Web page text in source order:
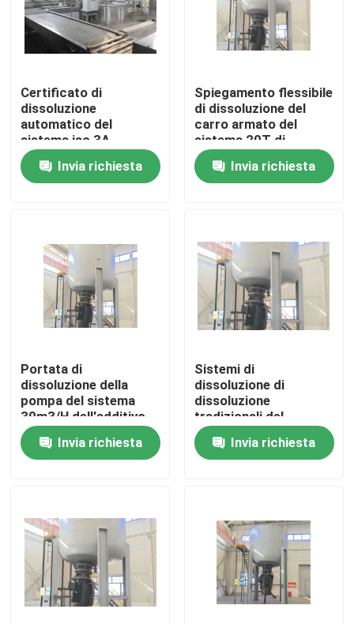
Casa
Video
Circa noi
Giro della fabbrica
Controllo di qualità
Notizie
Casi
Certificato di
dissoluzione
automatico del
sistema iso 3A
dell'additivo per la
viscositàInvia richiesta
Spiegamento flessibile
di dissoluzione del
carro armato del
sistema 20T di
Pigging del
convertitore di
frequenza
Invia richiesta
Portata di
dissoluzione della
pompa del sistema
30m3/H dell'additivo
per la viscosità
dell'oleodotto
Invia richiesta
Sistemi di
dissoluzione di
dissoluzione
tradizionali del
sistema VI
dell'additivo per la
viscosità VI
Invia richiesta